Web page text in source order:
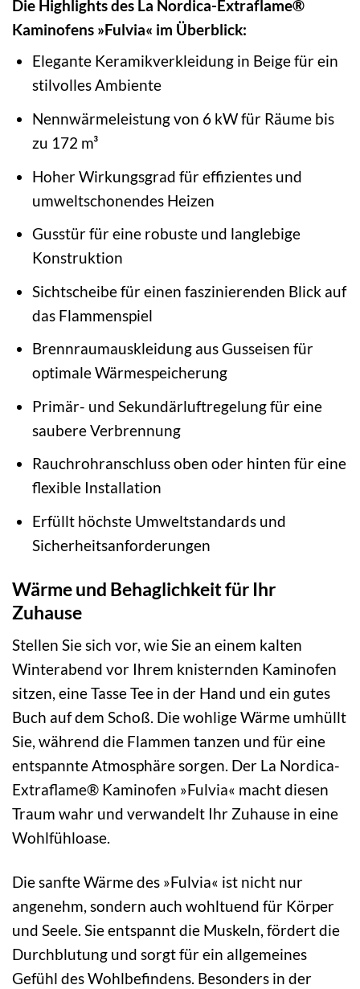
Die Highlights des La Nordica-Extraflame®
Kaminofens »Fulvia« im Überblick:
Elegante Keramikverkleidung in Beige für ein
stilvolles Ambiente
Nennwärmeleistung von 6 kW für Räume bis
zu 172 m³
Hoher Wirkungsgrad für effizientes und
umweltschonendes Heizen
Gusstür für eine robuste und langlebige
Konstruktion
Sichtscheibe für einen faszinierenden Blick auf
das Flammenspiel
Brennraumauskleidung aus Gusseisen für
optimale Wärmespeicherung
Primär- und Sekundärluftregelung für eine
saubere Verbrennung
Rauchrohranschluss oben oder hinten für eine
flexible Installation
Erfüllt höchste Umweltstandards und
Sicherheitsanforderungen
Wärme und Behaglichkeit für Ihr
Zuhause
Stellen Sie sich vor, wie Sie an einem kalten
Winterabend vor Ihrem knisternden Kaminofen
sitzen, eine Tasse Tee in der Hand und ein gutes
Buch auf dem Schoß. Die wohlige Wärme umhüllt
Sie, während die Flammen tanzen und für eine
entspannte Atmosphäre sorgen. Der La Nordica-
Extraflame® Kaminofen »Fulvia« macht diesen
Traum wahr und verwandelt Ihr Zuhause in eine
Wohlfühloase.
Die sanfte Wärme des »Fulvia« ist nicht nur
angenehm, sondern auch wohltuend für Körper
und Seele. Sie entspannt die Muskeln, fördert die
Durchblutung und sorgt für ein allgemeines
Gefühl des Wohlbefindens. Besonders in der